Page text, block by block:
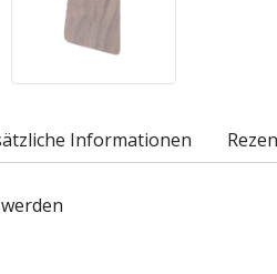
Informationen